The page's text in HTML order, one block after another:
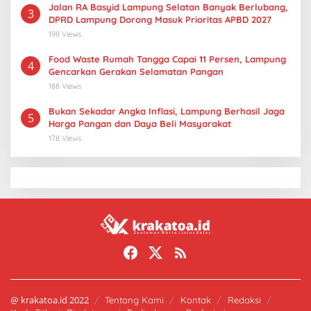
3
Jalan RA Basyid Lampung Selatan Banyak Berlubang,
DPRD Lampung Dorong Masuk Prioritas APBD 2027
198 Views
4
Food Waste Rumah Tangga Capai 11 Persen, Lampung
Gencarkan Gerakan Selamatan Pangan
188 Views
5
Bukan Sekadar Angka Inflasi, Lampung Berhasil Jaga
Harga Pangan dan Daya Beli Masyarakat
178 Views
@ krakatoa.id 2022 Tentang Kami Kontak
Redaksi